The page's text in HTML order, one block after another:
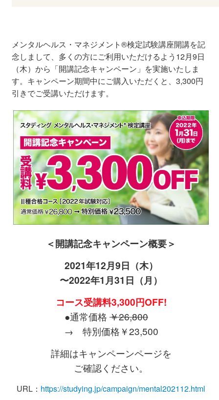
メンタルヘルス・マネジメント®検定試験講座開講を記
念しまして、多くの方にご利用いただけるよう12月9日
（木）から「開講記念キャンペーン」を実施いたしま
す。キャンペーン期間中にご購入いただくと、3,300円
引きでご受講いただけます。
＜開講記念キャンペーン概要＞
2021年12月9日（木）
〜2022年1月31日（月）
コース受講料3,300円OFF!
●通常価格 ￥26,800
→ 特別価格￥23,500
詳細はキャンペーンページを
ご確認ください。
URL： https://studying.jp/campaign/mental202112.html